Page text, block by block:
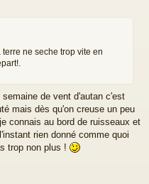
ne seche trop vite en
de vent d'autan c'est
mais dès qu'on creuse un peu
connais au bord de ruisseaux et
rien donné comme quoi
trop non plus !